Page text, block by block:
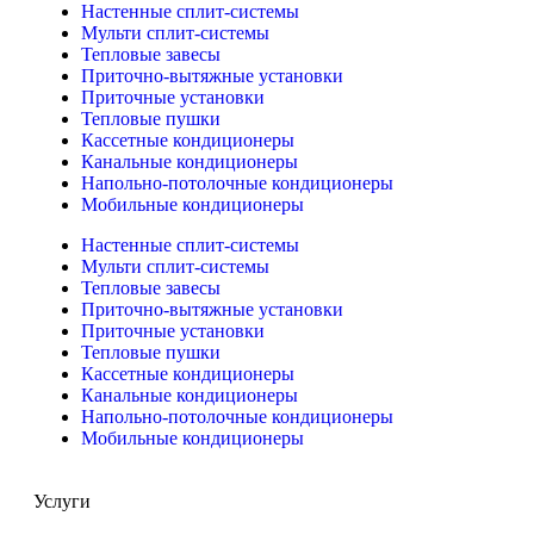
Настенные сплит-системы
Мульти сплит-системы
Тепловые завесы
Приточно-вытяжные установки
Приточные установки
Тепловые пушки
Кассетные кондиционеры
Канальные кондиционеры
Напольно-потолочные кондиционеры
Мобильные кондиционеры
Настенные сплит-системы
Мульти сплит-системы
Тепловые завесы
Приточно-вытяжные установки
Приточные установки
Тепловые пушки
Кассетные кондиционеры
Канальные кондиционеры
Напольно-потолочные кондиционеры
Мобильные кондиционеры
Услуги